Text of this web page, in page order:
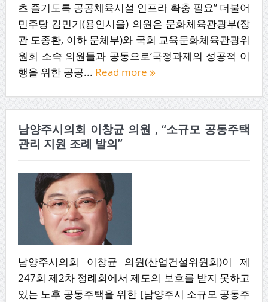
츠 즐기도록 공공체육시설 인프라 확충 필요” 더불어
민주당 김민기(용인시을) 의원은 문화체육관광부(장
관 도종환, 이하 문체부)와 국회 교육문화체육관광위
원회 소속 의원들과 공동으로‘국정과제의 성공적 이
행을 위한 공공... Read more
남양주시의회 이창균 의원 , “소규모 공동주택
관리 지원 조례 발의”
남양주시의회 이창균 의원(산업건설위원회)이 제
247회 제2차 정례회에서 제도의 보호를 받지 못하고
있는 노후 공동주택을 위한 [남양주시 소규모 공동주